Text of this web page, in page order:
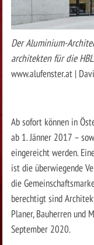
Der Aluminium-
architekten für die
www.alufenster.at |
Ab sofort können in
ab 1. Jänner 2017 –
eingereicht werden.
ist die überwiegende
die
berechtigt sind
Planer, Bauherren und
September 2020.